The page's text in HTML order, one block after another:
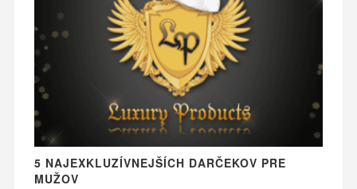
5 NAJEXKLUZÍVNEJŠÍCH DARČEKOV PRE
MUŽOV